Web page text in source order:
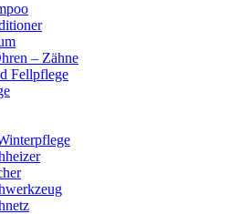
– Zähne
Fellpflege